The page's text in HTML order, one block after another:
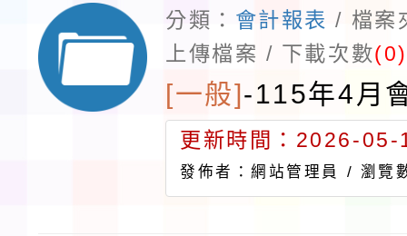
分類： 會計報表 / 檔案
上傳檔案 / 下載次數(0)
[一般]-115年4月
更新時間：2026-
發佈者：網站管理員 / 瀏覽